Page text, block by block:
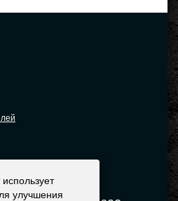
(МСК)
улучшения